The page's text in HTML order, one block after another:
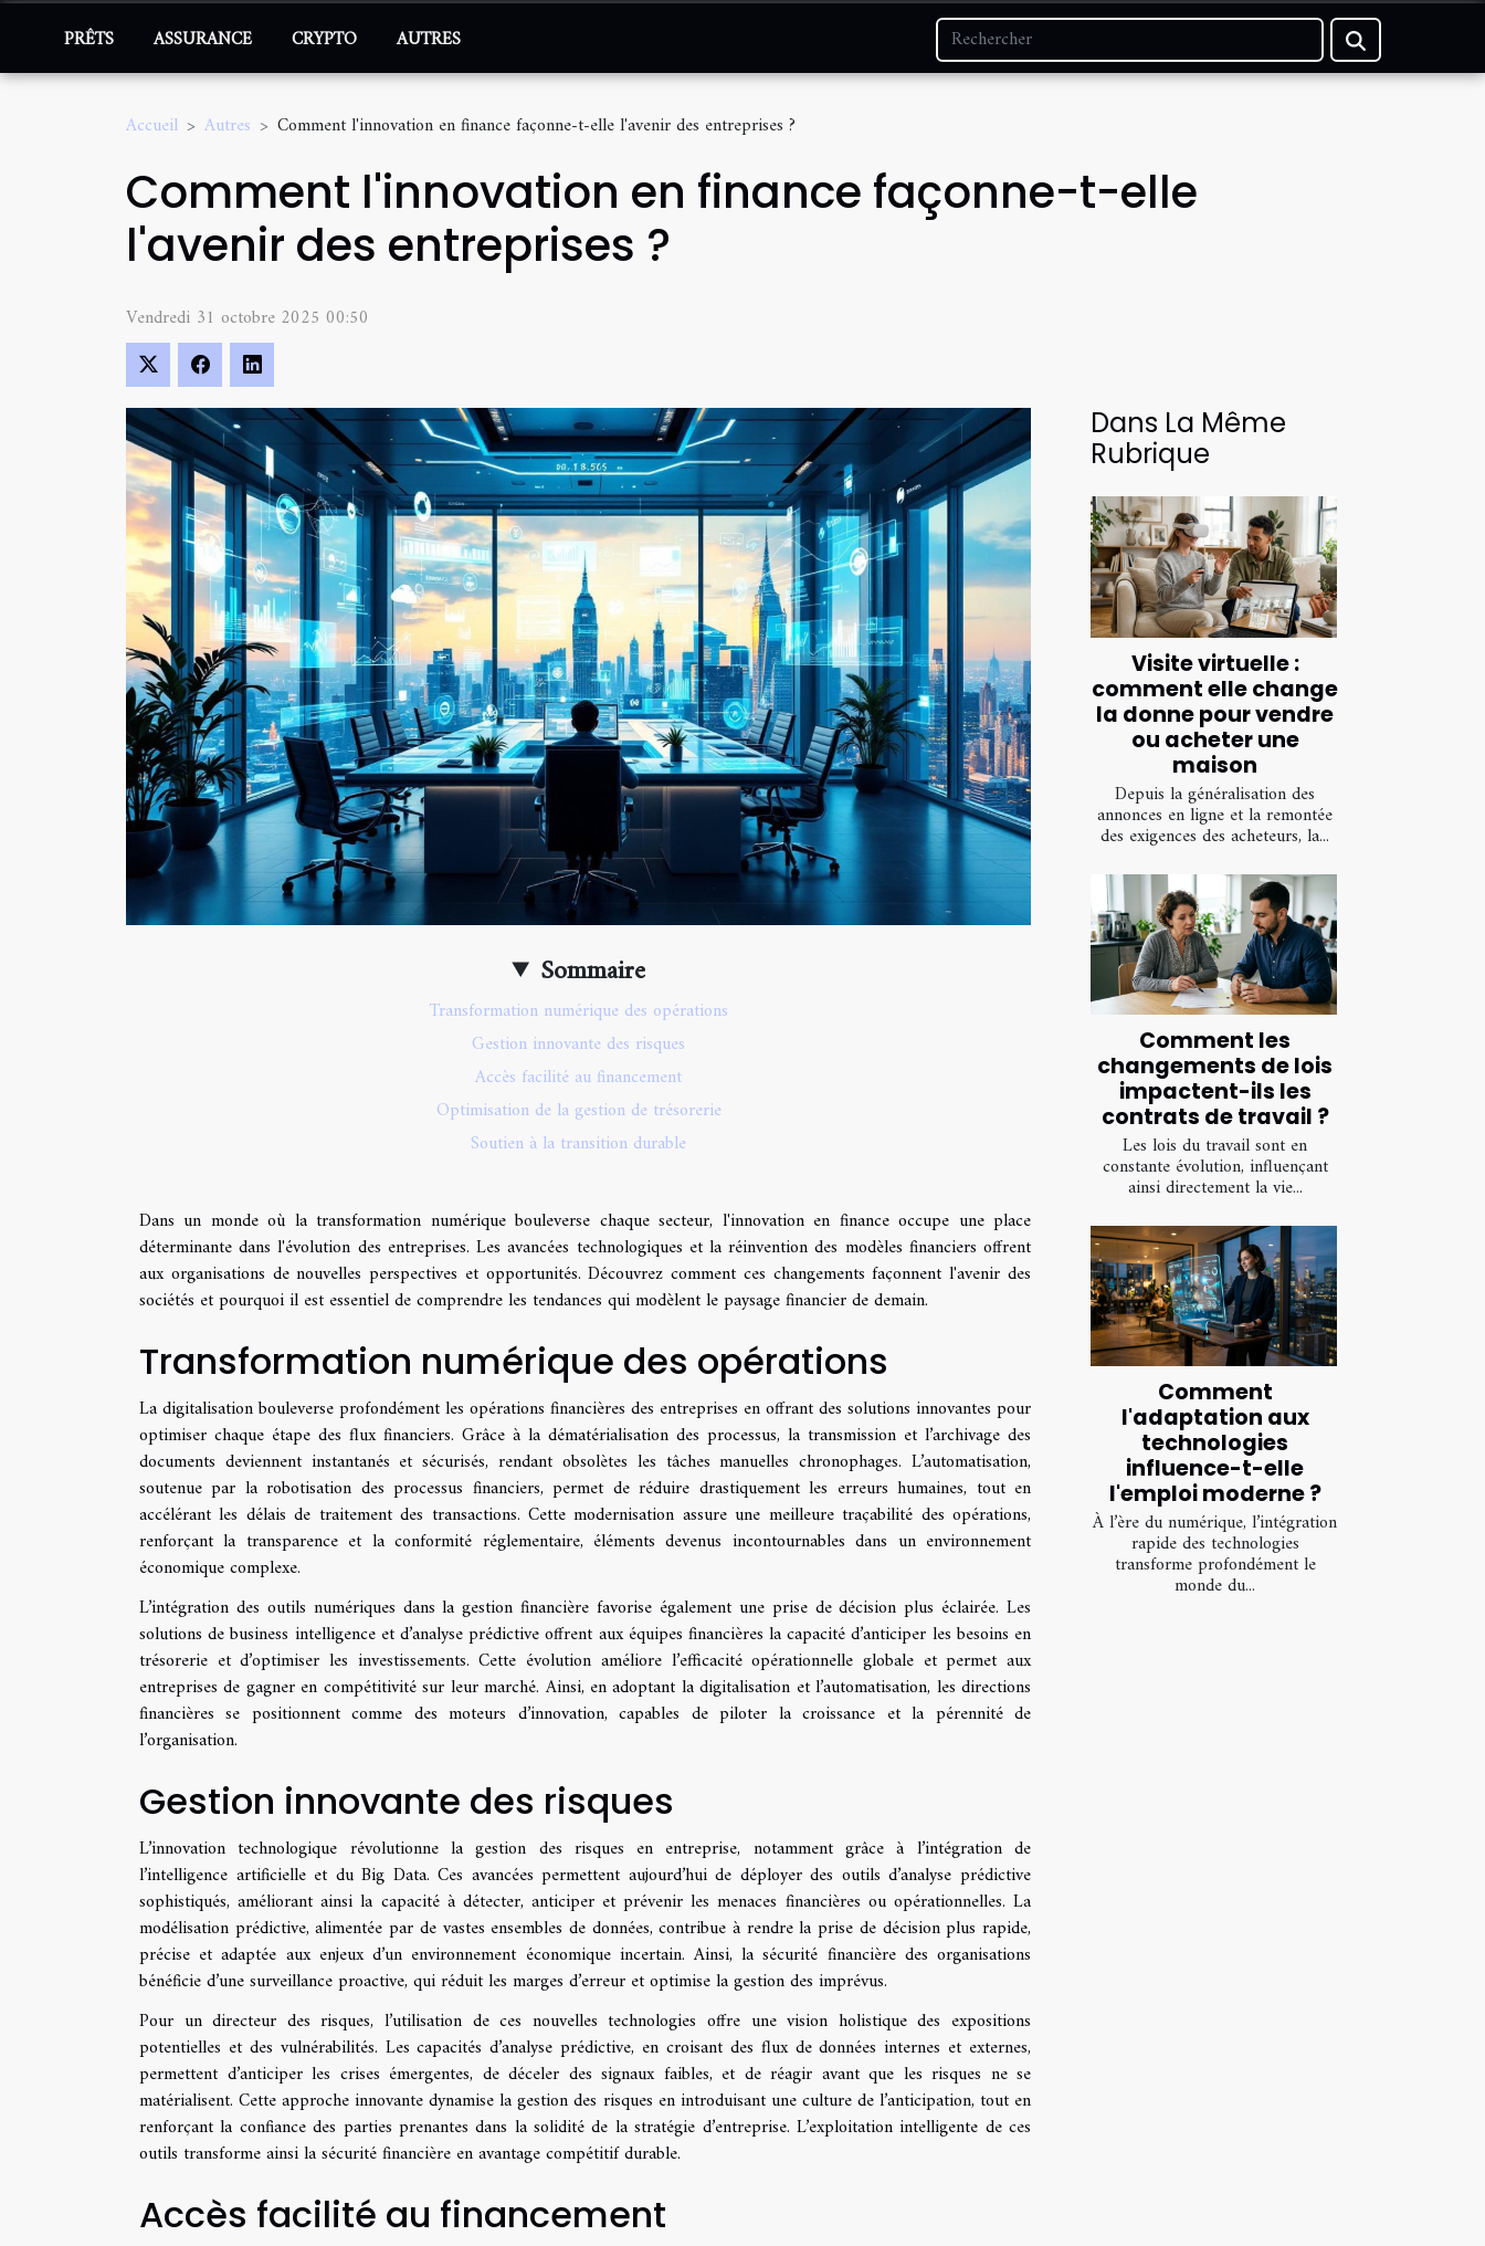
PRÊTS ASSURANCE CRYPTO AUTRES
Accueil Autres Comment l'innovation en finance façonne-t-elle l'avenir des entreprises ?
Comment l'innovation en finance façonne-t-elle
l'avenir des entreprises ?
Vendredi 31 octobre 2025 00:50
Sommaire
Transformation numérique des opérations
Gestion innovante des risques
Accès facilité au financement
Optimisation de la gestion de trésorerie
Soutien à la transition durable
Dans un monde où la transformation numérique bouleverse chaque secteur, l'innovation en finance occupe une place
déterminante dans l'évolution des entreprises. Les avancées technologiques et la réinvention des modèles financiers offrent
aux organisations de nouvelles perspectives et opportunités. Découvrez comment ces changements façonnent l'avenir des
sociétés et pourquoi il est essentiel de comprendre les tendances qui modèlent le paysage financier de demain.
Transformation numérique des opérations
La digitalisation bouleverse profondément les opérations financières des entreprises en offrant des solutions innovantes pour
optimiser chaque étape des flux financiers. Grâce à la dématérialisation des processus, la transmission et l’archivage des
documents deviennent instantanés et sécurisés, rendant obsolètes les tâches manuelles chronophages. L’automatisation,
soutenue par la robotisation des processus financiers, permet de réduire drastiquement les erreurs humaines, tout en
accélérant les délais de traitement des transactions. Cette modernisation assure une meilleure traçabilité des opérations,
renforçant la transparence et la conformité réglementaire, éléments devenus incontournables dans un environnement
économique complexe.
L’intégration des outils numériques dans la gestion financière favorise également une prise de décision plus éclairée. Les
solutions de business intelligence et d’analyse prédictive offrent aux équipes financières la capacité d’anticiper les besoins en
trésorerie et d’optimiser les investissements. Cette évolution améliore l’efficacité opérationnelle globale et permet aux
entreprises de gagner en compétitivité sur leur marché. Ainsi, en adoptant la digitalisation et l’automatisation, les directions
financières se positionnent comme des moteurs d’innovation, capables de piloter la croissance et la pérennité de
l’organisation.
Gestion innovante des risques
L’innovation technologique révolutionne la gestion des risques en entreprise, notamment grâce à l’intégration de
l’intelligence artificielle et du Big Data. Ces avancées permettent aujourd’hui de déployer des outils d’analyse prédictive
sophistiqués, améliorant ainsi la capacité à détecter, anticiper et prévenir les menaces financières ou opérationnelles. La
modélisation prédictive, alimentée par de vastes ensembles de données, contribue à rendre la prise de décision plus rapide,
précise et adaptée aux enjeux d’un environnement économique incertain. Ainsi, la sécurité financière des organisations
bénéficie d’une surveillance proactive, qui réduit les marges d’erreur et optimise la gestion des imprévus.
Pour un directeur des risques, l’utilisation de ces nouvelles technologies offre une vision holistique des expositions
potentielles et des vulnérabilités. Les capacités d’analyse prédictive, en croisant des flux de données internes et externes,
permettent d’anticiper les crises émergentes, de déceler des signaux faibles, et de réagir avant que les risques ne se
matérialisent. Cette approche innovante dynamise la gestion des risques en introduisant une culture de l’anticipation, tout en
renforçant la confiance des parties prenantes dans la solidité de la stratégie d’entreprise. L’exploitation intelligente de ces
outils transforme ainsi la sécurité financière en avantage compétitif durable.
Accès facilité au financement
Dans La Même
Rubrique
Visite virtuelle :
comment elle change
la donne pour vendre
ou acheter une
maison
Depuis la généralisation des
annonces en ligne et la remontée
des exigences des acheteurs, la...
Comment les
changements de lois
impactent-ils les
contrats de travail ?
Les lois du travail sont en
constante évolution, influençant
ainsi directement la vie...
Comment
l'adaptation aux
technologies
influence-t-elle
l'emploi moderne ?
À l’ère du numérique, l’intégration
rapide des technologies
transforme profondément le
monde du...